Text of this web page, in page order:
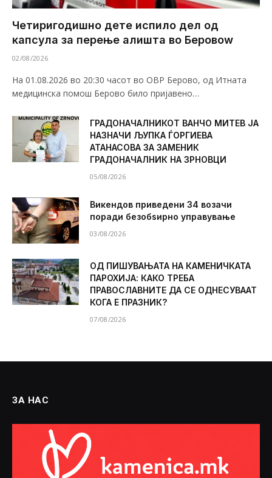
Четиригодишно дете испило дел од
капсула за перење алишта во Беровоw
02/08/2026
На 01.08.2026 во 20:30 часот во ОВР Берово, од Итната
медицинска помош Берово било пријавено…
ГРАДОНАЧАЛНИКОТ ВАНЧО МИТЕВ ЈА
НАЗНАЧИ ЉУПКА ЃОРГИЕВА
АТАНАСОВА ЗА ЗАМЕНИК
ГРАДОНАЧАЛНИК НА ЗРНОВЦИ
05/08/2026
Викендов приведени 34 возачи
поради безобѕирно управување
03/08/2026
ОД ПИШУВАЊАТА НА КАМЕНИЧКАТА
ПАРОХИЈА: КАКО ТРЕБА
ПРАВОСЛАВНИТЕ ДА СЕ ОДНЕСУВААТ
КОГА Е ПРАЗНИК?
07/08/2026
ЗА НАС